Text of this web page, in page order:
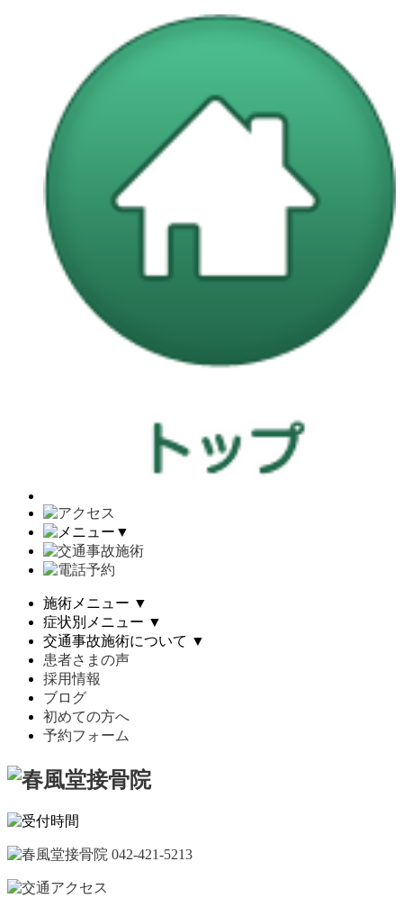
▼
施術メニュー ▼
症状別メニュー ▼
交通事故施術について ▼
患者さまの声
採用情報
ブログ
初めての方へ
予約フォーム